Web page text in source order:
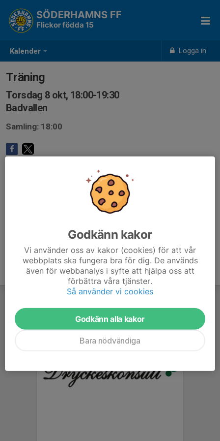
Kalender Logga in
SÖDERHAMNS FF
Flickor födda 15
Träning
Torsdag 8 okt, 18:00-19:30
Badvallen
Samling: 18:00
Godkänn kakor
Vi använder oss av kakor (cookies) för att vår
webbplats ska fungera bra för dig. De används
även för webbanalys i syfte att hjälpa oss att
förbättra våra tjänster.
Så använder vi cookies
Godkänn alla kakor
Bara nödvändiga